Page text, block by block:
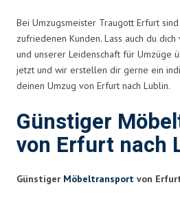
Bei Umzugsmeister Traugott Erfurt
zufriedenen Kunden. Lass auch du
und unserer Leidenschaft für Umzüge
jetzt und wir erstellen dir gerne ein
deinen Umzug von Erfurt nach Lublin.
Günstiger
von Erfurt nach
Günstiger Möbeltransport von